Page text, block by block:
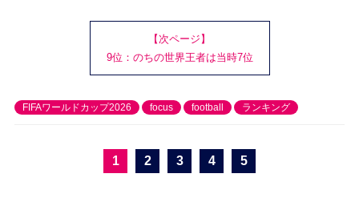
【次ページ】
9位：のちの世界王者は当時7位
FIFAワールドカップ2026 focus football ランキング
1 2 3 4 5